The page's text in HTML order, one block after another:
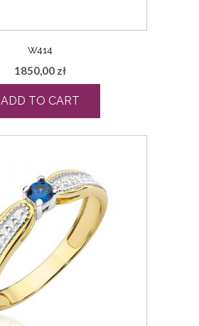
W414
1850,00 zł
ADD TO CART